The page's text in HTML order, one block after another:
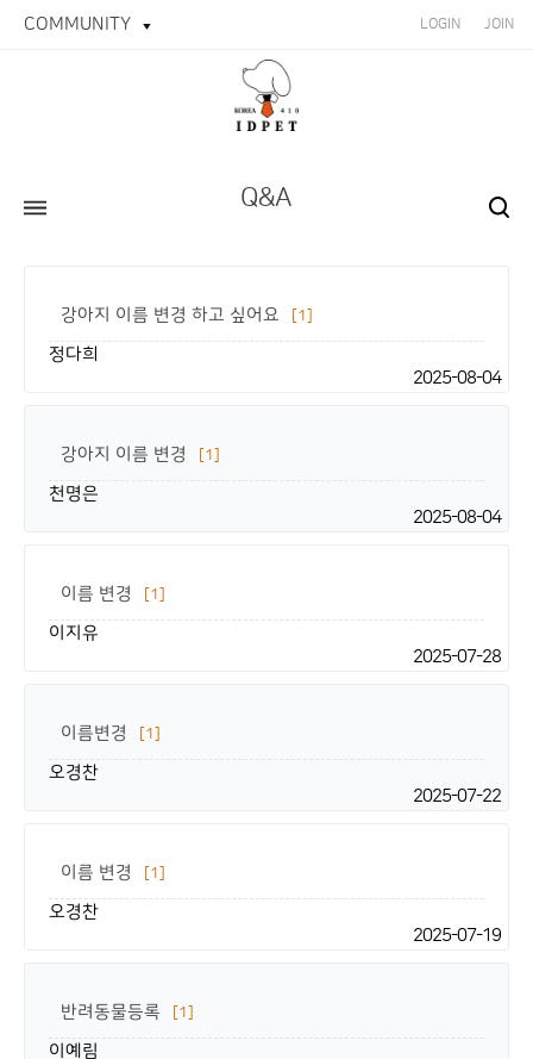
COMMUNITY LOGIN JOIN
Q&A
강아지 이름 변경 하고 싶어요 [1]
정다희
2025-08-04
강아지 이름 변경 [1]
천명은
2025-08-04
이름 변경 [1]
이지유
2025-07-28
이름변경 [1]
오경찬
2025-07-22
이름 변경 [1]
오경찬
2025-07-19
반려동물등록 [1]
이예림